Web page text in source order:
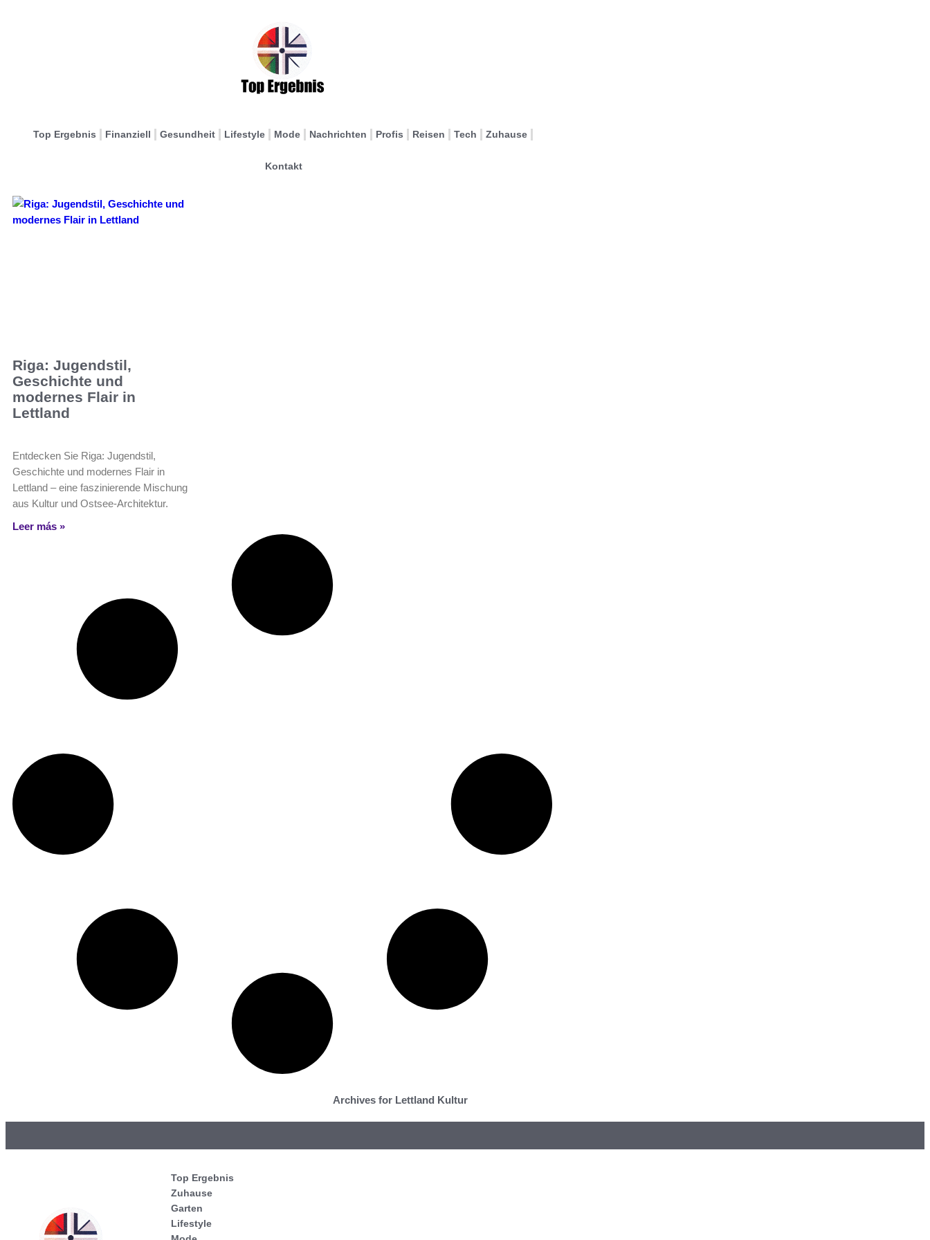
Top Ergebnis Finanziell Gesundheit Lifestyle Mode Nachrichten Profis Reisen Tech Zuhause
Kontakt
Riga: Jugendstil,
Geschichte und
modernes Flair in
Lettland
Entdecken Sie Riga: Jugendstil,
Geschichte und modernes Flair in
Lettland – eine faszinierende Mischung
aus Kultur und Ostsee-Architektur.
Leer más »
Archives for Lettland Kultur
Top Ergebnis
Zuhause
Garten
Lifestyle